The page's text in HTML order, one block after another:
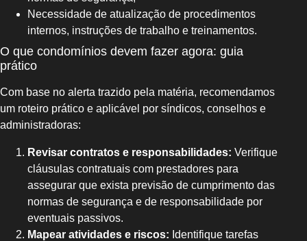
Necessidade de atualização de procedimentos
internos, instruções de trabalho e treinamentos.
O que condomínios devem fazer agora: guia
prático
Com base no alerta trazido pela matéria, recomendamos
um roteiro prático e aplicável por síndicos, conselhos e
administradoras:
Revisar contratos e responsabilidades: Verifique
cláusulas contratuais com prestadores para
assegurar que exista previsão de cumprimento das
normas de segurança e de responsabilidade por
eventuais passivos.
Mapear atividades e riscos: Identifique tarefas